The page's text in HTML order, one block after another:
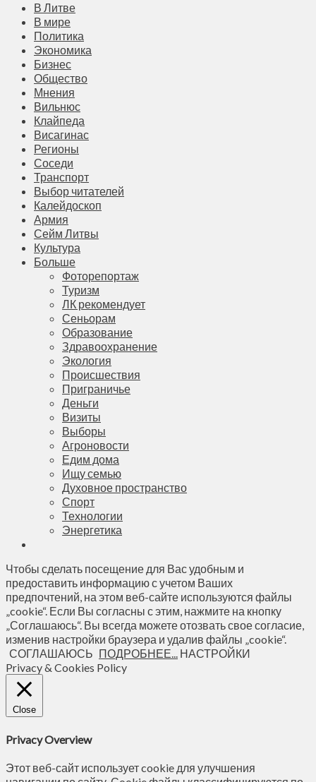
В Литве
В мире
Политика
Экономика
Бизнес
Общество
Мнения
Вильнюс
Клайпеда
Висагинас
Регионы
Соседи
Транспорт
Выбор читателей
Калейдоскоп
Армия
Сейм Литвы
Культура
Больше
Фоторепортаж
Туризм
ЛК рекомендует
Сеньорам
Образование
Здравоохранение
Экология
Происшествия
Приграничье
Деньги
Визиты
Выборы
Агроновости
Едим дома
Ищу семью
Духовное пространство
Спорт
Технологии
Энергетика
Чтобы сделать посещение для Вас удобным и
предоставить информацию с учетом Ваших
предпочтений, на этом веб-сайте используются файлы
„cookie“. Если Вы согласны с этим, нажмите на кнопку
„Соглашаюсь“. Вы всегда можете отозвать свое согласие,
изменив настройки браузера и удалив файлы „cookie“.
СОГЛАШАЮСЬ ПОДРОБНЕЕ... НАСТРОЙКИ
Privacy & Cookies Policy
Close
Privacy Overview
Этот веб-сайт использует cookie для улучшения